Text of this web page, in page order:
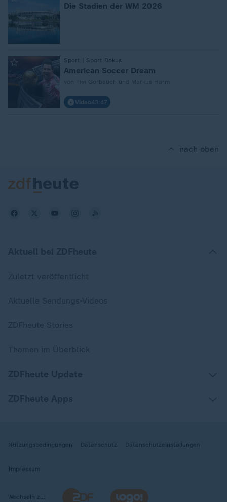
Die Stadien der WM 2026
Sport | Sport Dokus
American Soccer Dream
Video43:47
nach oben
Nutzungsbedingungen Datenschutz Datenschutzeinstellungen
Impressum
Wechseln zu: